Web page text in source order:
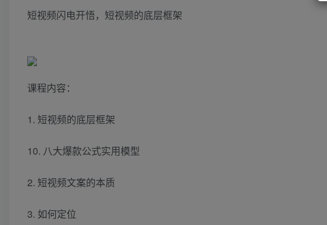
短视频闪电开悟，短视频的底层框架
课程内容：
1. 短视频的底层框架
10. 八大爆款公式实用模型
2. 短视频文案的本质
3. 如何定位